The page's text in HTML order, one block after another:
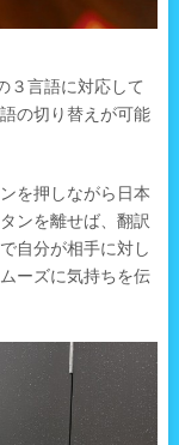
３言語に対応して
の切り替えが可能
を押しながら日本
ンを離せば、翻訳
自分が相手に対し
ーズに気持ちを伝